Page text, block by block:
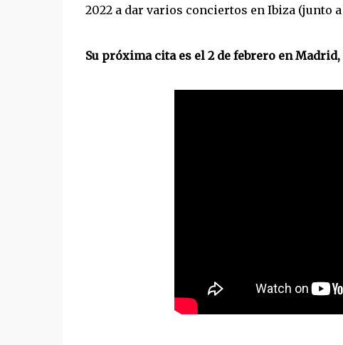
2022 a dar varios conciertos en Ibiza (junto
Su próxima cita es el 2 de febrero en Madrid,